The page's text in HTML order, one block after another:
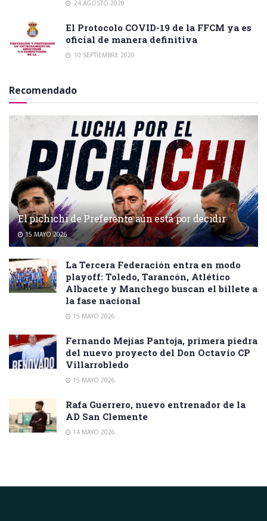
24 AGOSTO 2020
El Protocolo COVID-19 de la FFCM ya es
oficial de manera definitiva
10 SEPTIEMBRE 2020
Recomendado
El pichichi de Preferente aún está por decidir
15 MAYO 2026
La Tercera Federación entra en modo
playoff: Toledo, Tarancón, Atlético
Albacete y Manchego buscan el billete a
la fase nacional
15 MAYO 2026
Fernando Mejías Pantoja, primera piedra
del nuevo proyecto del Don Octavio CP
Villarrobledo
15 MAYO 2026
Rafa Guerrero, nuevo entrenador de la
AD San Clemente
14 MAYO 2026